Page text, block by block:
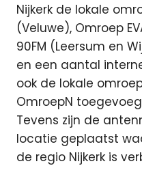
Nijkerk de lokale
(Veluwe), Omroep
90FM (Leersum en
en een aantal
ook de lokale
OmroepN
Tevens zijn de
locatie geplaatst
de regio Nijkerk is